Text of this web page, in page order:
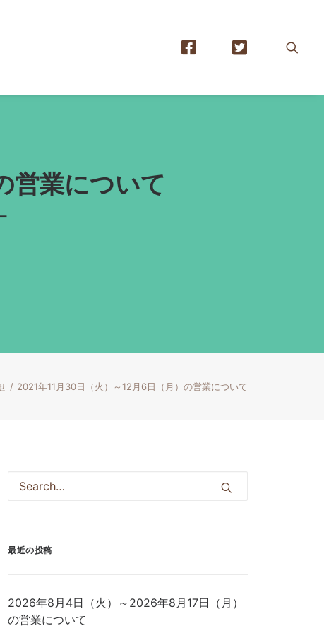
営業について
2021年11月30日（火）～12月6日（月）の営業について
最近の投稿
2026年8月4日（火）～2026年8月17日（月）
の営業について